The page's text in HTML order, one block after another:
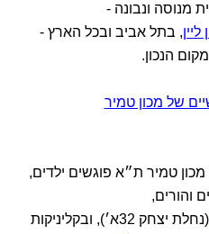
מנוסה ונבונה -
ליין, בתל אביב ובכל הארץ -
הנכון.
של מכון טמיר
טמיר ת״א פוגשים ילדים,
והורים,
(נחלת יצחק 32א׳), ובקליניקות